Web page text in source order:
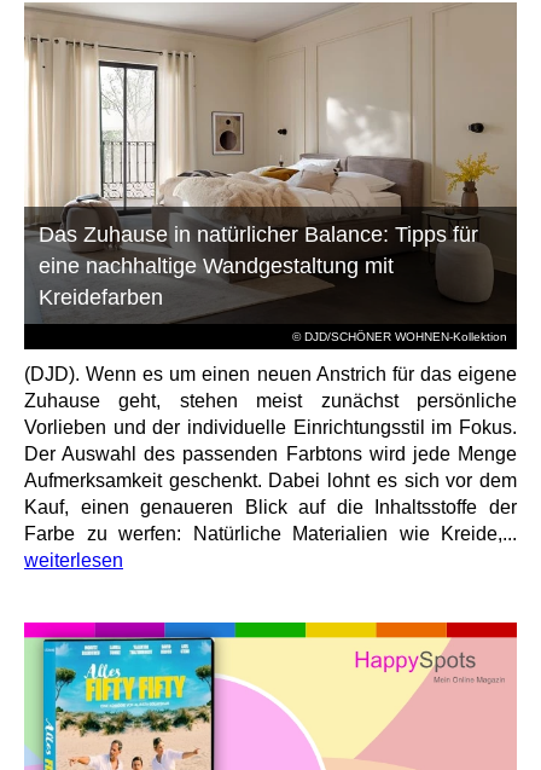
© DJD/SCHÖNER WOHNEN-Kollektion
Das Zuhause in natürlicher Balance: Tipps für
eine nachhaltige Wandgestaltung mit
Kreidefarben
(DJD). Wenn es um einen neuen Anstrich für das eigene
Zuhause geht, stehen meist zunächst persönliche
Vorlieben und der individuelle Einrichtungsstil im Fokus.
Der Auswahl des passenden Farbtons wird jede Menge
Aufmerksamkeit geschenkt. Dabei lohnt es sich vor dem
Kauf, einen genaueren Blick auf die Inhaltsstoffe der
Farbe zu werfen: Natürliche Materialien wie Kreide,...
weiterlesen